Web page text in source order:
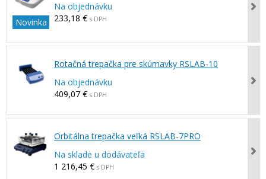
Novinka
Na objednávku
233,18 € s DPH
Rotačná trepačka pre skúmavky RSLAB-10
Na objednávku
409,07 € s DPH
Orbitálna trepačka veľká RSLAB-7PRO
Na sklade u dodávateľa
1 216,45 € s DPH